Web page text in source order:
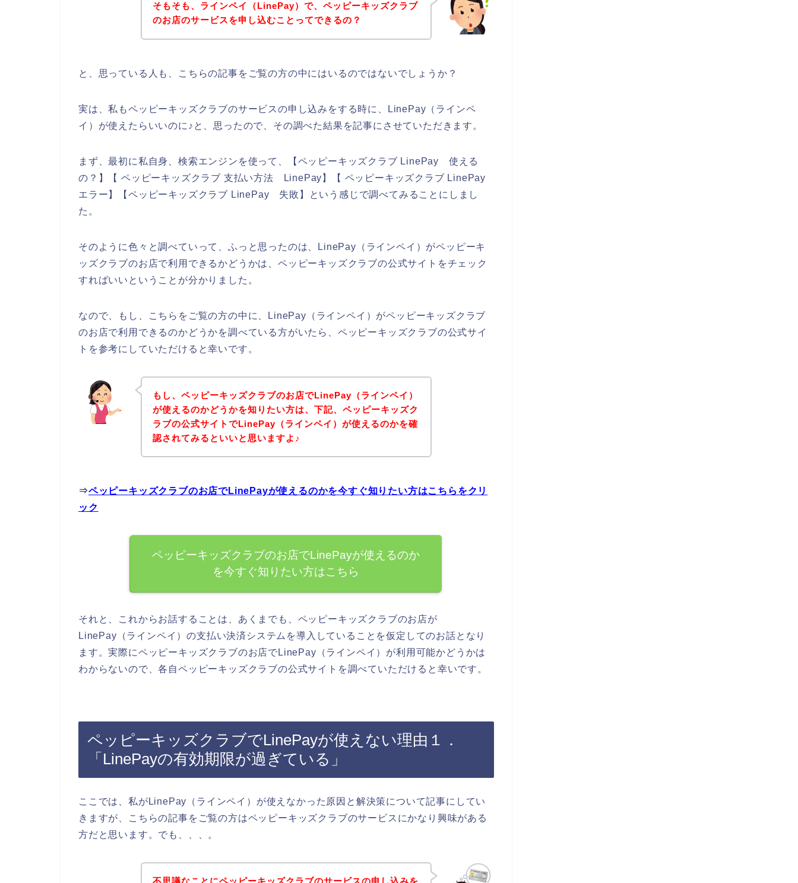
そもそも、ラインペイ（LinePay）で、ペッピーキッズクラブ
のお店のサービスを申し込むことってできるの？
と、思っている人も、こちらの記事をご覧の方の中にはいるのではないでしょうか？
実は、私もペッピーキッズクラブのサービスの申し込みをする時に、LinePay（ラインペ
イ）が使えたらいいのに♪と、思ったので、その調べた結果を記事にさせていただきます。
まず、最初に私自身、検索エンジンを使って、【ペッピーキッズクラブ LinePay 使える
の？】【 ペッピーキッズクラブ 支払い方法 LinePay】【 ペッピーキッズクラブ LinePay
エラー】【ペッピーキッズクラブ LinePay 失敗】という感じで調べてみることにしまし
た。
そのように色々と調べていって、ふっと思ったのは、LinePay（ラインペイ）がペッピーキ
ッズクラブのお店で利用できるかどうかは、ペッピーキッズクラブの公式サイトをチェック
すればいいということが分かりました。
なので、もし、こちらをご覧の方の中に、LinePay（ラインペイ）がペッピーキッズクラブ
のお店で利用できるのかどうかを調べている方がいたら、ペッピーキッズクラブの公式サイ
トを参考にしていただけると幸いです。
もし、ペッピーキッズクラブのお店でLinePay（ラインペイ）
が使えるのかどうかを知りたい方は、下記、ペッピーキッズク
ラブの公式サイトでLinePay（ラインペイ）が使えるのかを確
認されてみるといいと思いますよ♪
⇒ペッピーキッズクラブのお店でLinePayが使えるのかを今すぐ知りたい方はこちらをクリ
ック
ペッピーキッズクラブのお店でLinePayが使えるのか
を今すぐ知りたい方はこちら
それと、これからお話することは、あくまでも、ペッピーキッズクラブのお店が
LinePay（ラインペイ）の支払い決済システムを導入していることを仮定してのお話となり
ます。実際にペッピーキッズクラブのお店でLinePay（ラインペイ）が利用可能かどうかは
わからないので、各自ペッピーキッズクラブの公式サイトを調べていただけると幸いです。
ペッピーキッズクラブでLinePayが使えない理由１．
「LinePayの有効期限が過ぎている」
ここでは、私がLinePay（ラインペイ）が使えなかった原因と解決策について記事にしてい
きますが、こちらの記事をご覧の方はペッピーキッズクラブのサービスにかなり興味がある
方だと思います。でも、、、。
不思議なことにペッピーキッズクラブのサービスの申し込みを